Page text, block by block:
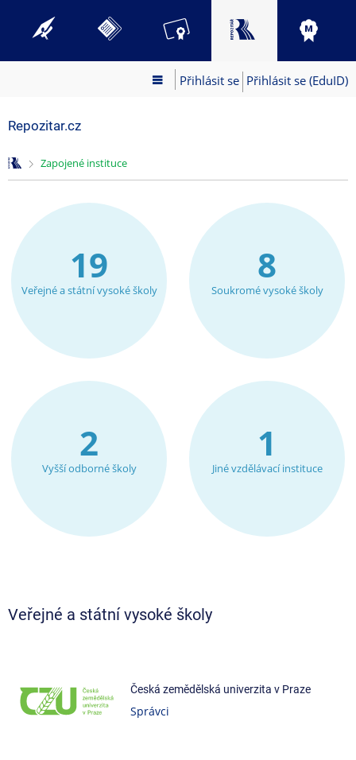
Přihlásit se Přihlásit se (EduID)
Repozitar.cz
>
Zapojené instituce
19
Veřejné a státní vysoké školy
8
Soukromé vysoké školy
2
Vyšší odborné školy
1
Jiné vzdělávací instituce
Veřejné a státní vysoké školy
Česká zemědělská univerzita v Praze
Správci